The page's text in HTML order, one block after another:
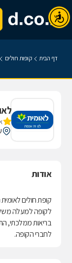
דף הבית קופות חולים
אודות
קופת חולים לאומית נוסדה
לקופה למעלה
לחברי הקופה.